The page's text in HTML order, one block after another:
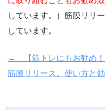
しています。）筋膜リリ
しています。
→ 【筋トレにもお勧め！
筋膜リリース。使い方と